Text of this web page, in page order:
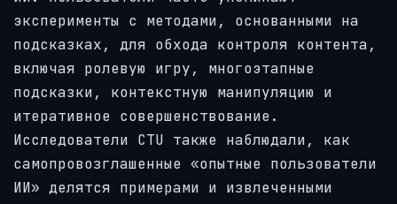
эксперименты с методами, основанными на
подсказках, для обхода контроля контента,
включая ролевую игру, многоэтапные
подсказки, контекстную манипуляцию и
итеративное совершенствование.
Исследователи CTU также наблюдали, как
самопровозглашенные «опытные пользователи
ИИ» делятся примерами и извлеченными